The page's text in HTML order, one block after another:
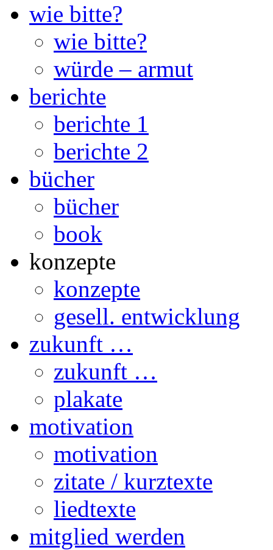
wie bitte?
wie bitte?
würde – armut
berichte
berichte 1
berichte 2
bücher
bücher
book
konzepte
konzepte
gesell. entwicklung
zukunft …
zukunft …
plakate
motivation
motivation
zitate / kurztexte
liedtexte
mitglied werden